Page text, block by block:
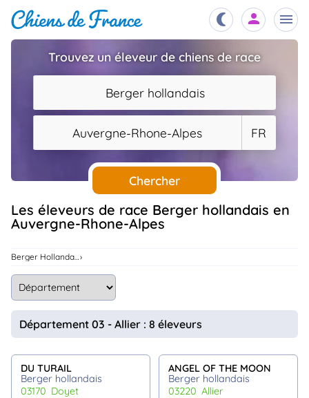
Chiots
Éleveurs
Étalons
Chiens
Services
..
Assurances
Connexion
Trouvez un éleveur de chiens de race
Berger hollandais
Auvergne-Rhone-Alpes FR
Chercher
Les éleveurs de race Berger hollandais en
Auvergne-Rhone-Alpes
Berger Hollandais
Département 03 - Allier : 8 éleveurs
DU TURAIL
Berger hollandais
03170
doyet
ANGEL OF THE MOON
Berger hollandais
03220
allier